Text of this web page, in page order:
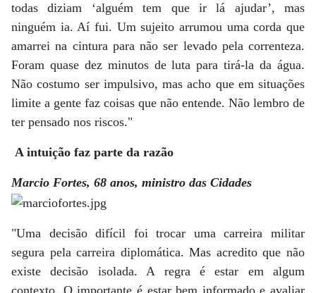
todas diziam ‘alguém tem que ir lá ajudar’, mas
ninguém ia. Aí fui. Um sujeito arrumou uma corda que
amarrei na cintura para não ser levado pela correnteza.
Foram quase dez minutos de luta para tirá-la da água.
Não costumo ser impulsivo, mas acho que em situações
limite a gente faz coisas que não entende. Não lembro de
ter pensado nos riscos."
A intuição faz parte da razão
Marcio Fortes, 68 anos, ministro das Cidades
"Uma decisão difícil foi trocar uma carreira militar
segura pela carreira diplomática. Mas acredito que não
existe decisão isolada. A regra é estar em algum
contexto. O importante é estar bem informado e avaliar